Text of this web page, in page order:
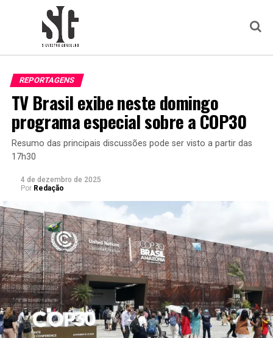
REPORTAGENS
TV Brasil exibe neste domingo
programa especial sobre a COP30
Resumo das principais discussões pode ser visto a partir das
17h30
4 de dezembro de 2025
Por Redação